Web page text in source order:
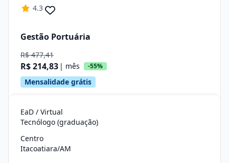
4.3
Gestão Portuária
R$ 477,41
R$ 214,83 | mês -55%
Mensalidade grátis
EaD / Virtual
Tecnólogo (graduação)
Centro
Itacoatiara/AM